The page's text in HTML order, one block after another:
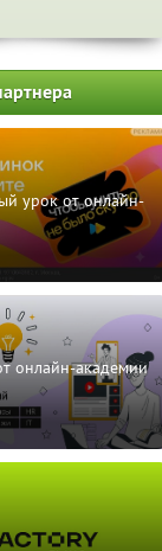
урок от онлайн-
онлайн-академии